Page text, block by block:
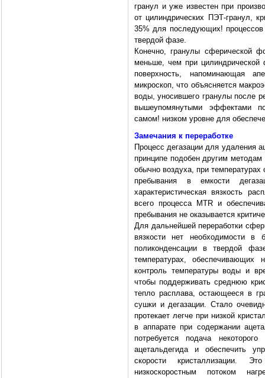
гранул и уже известен при
от цилиндрических ПЭТ-гранул,
35% для последующих!
твердой фазе.
Конечно, гранулы сферической
меньше, чем при цилиндрической
поверхность, напоминающая
микроскоп, что объясняется
воды, уносившего гранулы после
вышеупомянутыми эффектами
самом! низком уровне для
Замечания к переработке
Процесс дегазации для удаления
принципе подобен другим
обычно воздуха, при
пребывания в емкости
характеристическая вязкость
всего процесса MTR и
пребывания не оказывается
Для дальнейшей переработки
вязкости нет необходимости в
поликонденсации в твердой
температурах, обеспечивающих
контроль температуры воды и
чтобы поддерживать среднюю
тепло расплава, остающееся в
сушки и дегазации. Стало
протекает легче при низкой
в аппарате при содержании
потребуется подача
ацетальдегида и обеспечить
скорости кристаллизации.
низкоскоростным потоком